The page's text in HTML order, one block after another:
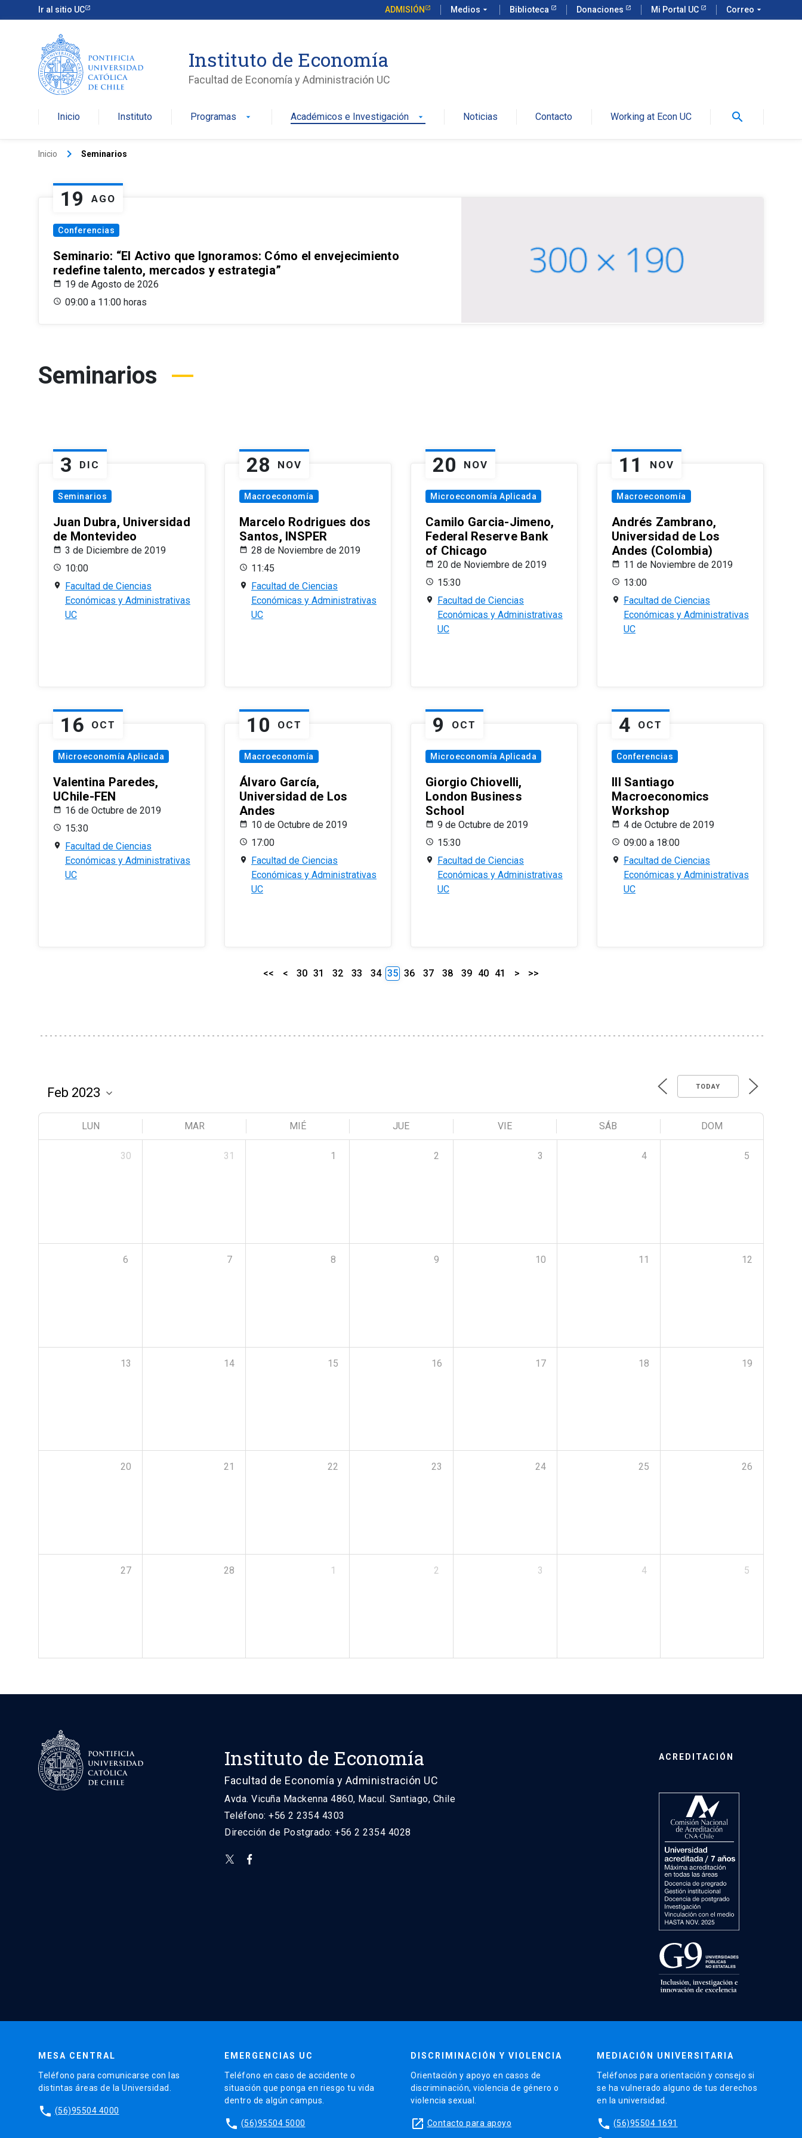
Ir al sitio UC ADMISIÓN Medios arrow_drop_down Biblioteca Donaciones Mi Portal UC Correo arrow_drop_down
Instituto de Economía
Facultad de Economía y Administración UC
Inicio Instituto Programas arrow_drop_down Académicos e Investigación arrow_drop_down Noticias Contacto Working at Econ UC search
Inicio keyboard_arrow_right Seminarios
19 AGO
Conferencias
Seminario: “El Activo que Ignoramos: Cómo el envejecimiento
redefine talento, mercados y estrategia”
19 de Agosto de 2026
09:00 a 11:00 horas
Seminarios
3 DIC
Seminarios
Juan Dubra, Universidad
de Montevideo
3 de Diciembre de 2019
10:00
Facultad de Ciencias
Económicas y Administrativas
UC
28 NOV
Macroeconomía
Marcelo Rodrigues dos
Santos, INSPER
28 de Noviembre de 2019
11:45
Facultad de Ciencias
Económicas y Administrativas
UC
20 NOV
Microeconomía Aplicada
Camilo Garcia-Jimeno,
Federal Reserve Bank
of Chicago
20 de Noviembre de 2019
15:30
Facultad de Ciencias
Económicas y Administrativas
UC
11 NOV
Macroeconomía
Andrés Zambrano,
Universidad de Los
Andes (Colombia)
11 de Noviembre de 2019
13:00
Facultad de Ciencias
Económicas y Administrativas
UC
16 OCT
Microeconomía Aplicada
Valentina Paredes,
UChile-FEN
16 de Octubre de 2019
15:30
Facultad de Ciencias
Económicas y Administrativas
UC
10 OCT
Macroeconomía
Álvaro García,
Universidad de Los
Andes
10 de Octubre de 2019
17:00
Facultad de Ciencias
Económicas y Administrativas
UC
9 OCT
Microeconomía Aplicada
Giorgio Chiovelli,
London Business
School
9 de Octubre de 2019
15:30
Facultad de Ciencias
Económicas y Administrativas
UC
4 OCT
Conferencias
III Santiago
Macroeconomics
Workshop
4 de Octubre de 2019
09:00 a 18:00
Facultad de Ciencias
Económicas y Administrativas
UC
<< < 30 31 32 33 34 35 36 37 38 39 40 41 > >>
TODAY
LUN MAR MIÉ JUE VIE SÁB DOM
30 31 1 2 3 4 5
6 7 8 9 10 11 12
13 14 15 16 17 18 19
20 21 22 23 24 25 26
27 28 1 2 3 4 5
Instituto de Economía
Facultad de Economía y Administración UC
Avda. Vicuña Mackenna 4860, Macul. Santiago, Chile
Teléfono: +56 2 2354 4303
Dirección de Postgrado: +56 2 2354 4028
ACREDITACIÓN
MESA CENTRAL
Teléfono para comunicarse con las
distintas áreas de la Universidad.
phone (56)95504 4000
EMERGENCIAS UC
Teléfono en caso de accidente o
situación que ponga en riesgo tu vida
dentro de algún campus.
phone (56)95504 5000
DISCRIMINACIÓN Y VIOLENCIA
Orientación y apoyo en casos de
discriminación, violencia de género o
violencia sexual.
launch Contacto para apoyo
MEDIACIÓN UNIVERSITARIA
Teléfonos para orientación y consejo si
se ha vulnerado alguno de tus derechos
en la universidad.
phone (56)95504 1691